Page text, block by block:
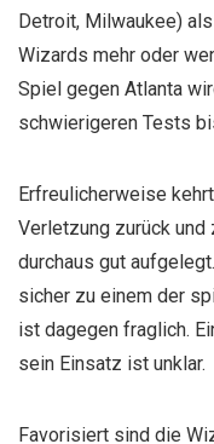
Detroit, Milwaukee)
Wizards mehr oder
Spiel gegen Atlanta
schwierigeren Tests
Erfreulicherweise
Verletzung zurück
durchaus gut
sicher zu einem der
ist dagegen fraglich.
sein Einsatz ist unklar.
Favorisiert sind die